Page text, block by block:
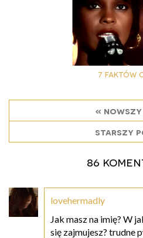
7 faktów
«
starszy
86
lovehermadly
Jak masz na imię? W
się zajmujesz? trudne